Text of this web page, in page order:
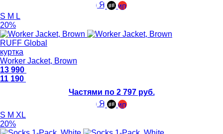
S M L
20%
RUFF Global
куртка
Worker Jacket, Brown
13 990
11 190
Частями по 2 797 руб.
S M XL
20%